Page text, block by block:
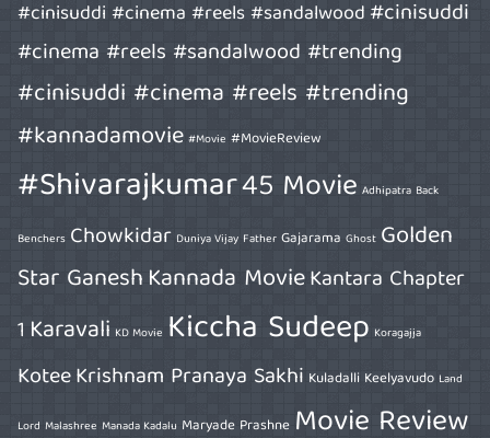
#cinisuddi #cinema #reels #sandalwood#cinisuddi
#cinema #reels #sandalwood #trending
#cinisuddi #cinema #reels #trending
#kannadamovie #Movie #MovieReview
#Shivarajkumar45 Movie Adhipatra Back
Benchers Chowkidar Duniya Vijay Father Gajarama Ghost Golden
Star GaneshKannada MovieKantara Chapter
1 Karavali KD Movie Kiccha Sudeep Koragajja
KoteeKrishnam Pranaya Sakhi Kuladalli Keelyavudo Land
Lord Malashree Manada Kadalu Maryade Prashne Movie Review